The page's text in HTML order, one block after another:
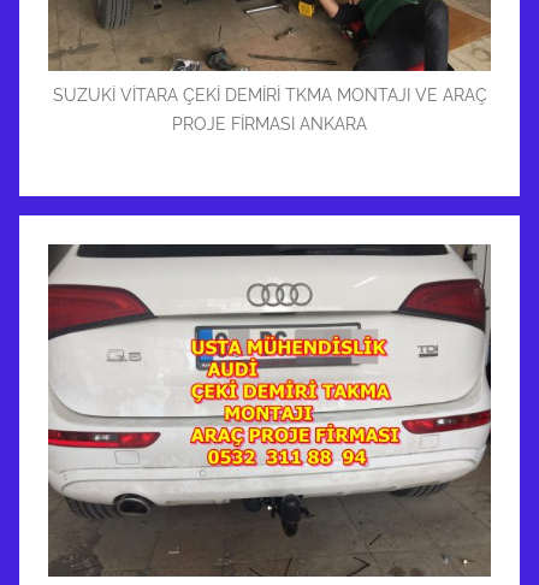
SUZUKİ VİTARA ÇEKİ DEMİRİ TKMA MONTAJI VE ARAÇ
PROJE FİRMASI ANKARA